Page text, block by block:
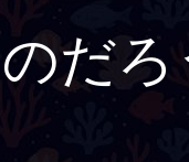
だ